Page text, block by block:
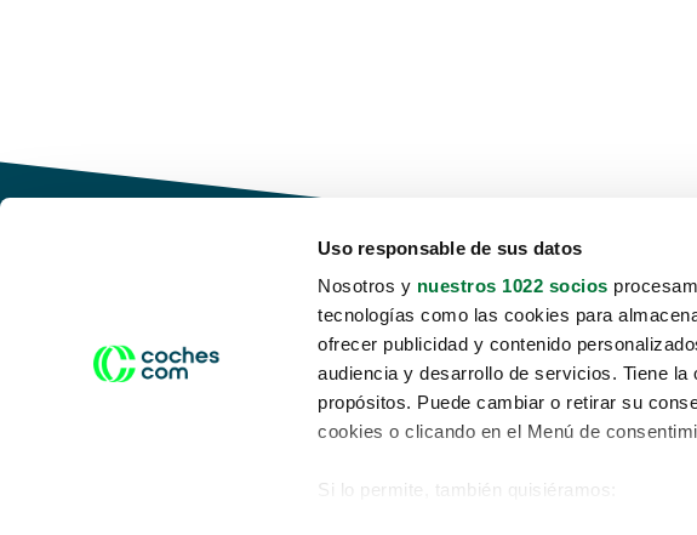
Uso responsable de sus datos
Nosotros y nuestros 1022 socios
tecnologías como las cookies para
ofrecer publicidad y contenido
audiencia y desarrollo de servicios. Tiene
propósitos. Puede cambiar o retirar su
cookies o clicando en el Menú de
Si lo permite, también quisiéramos:
Conduce tu futuro,
desata tu movilidad